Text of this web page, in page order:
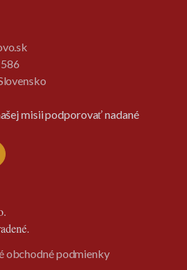
misii podporovať nadané
obchodné podmienky